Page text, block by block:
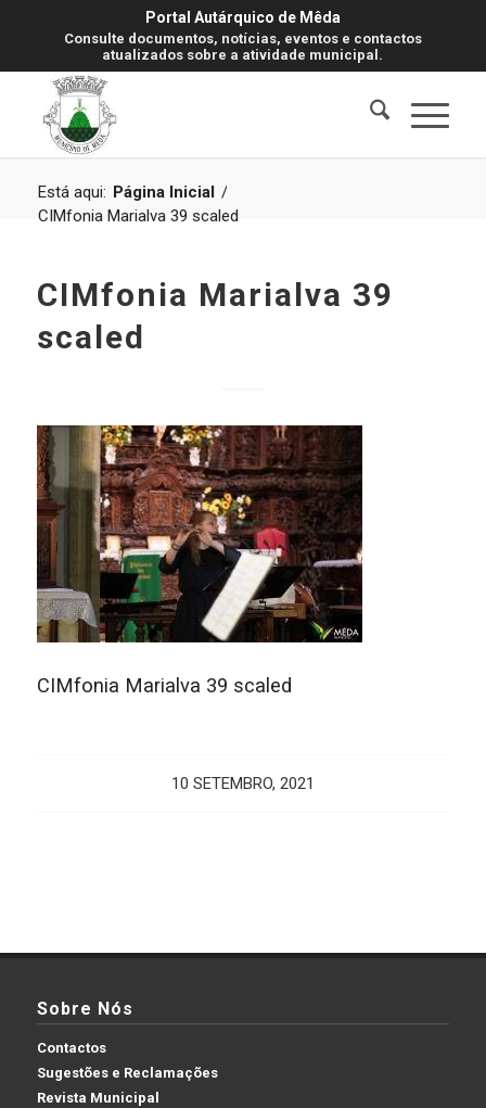
Portal Autárquico de Mêda
Consulte documentos, notícias, eventos e contactos
atualizados sobre a atividade municipal.
Está aqui: Página Inicial /
CIMfonia Marialva 39 scaled
CIMfonia Marialva 39
scaled
CIMfonia Marialva 39 scaled
10 SETEMBRO, 2021
Sobre Nós
Contactos
Sugestões e Reclamações
Revista Municipal